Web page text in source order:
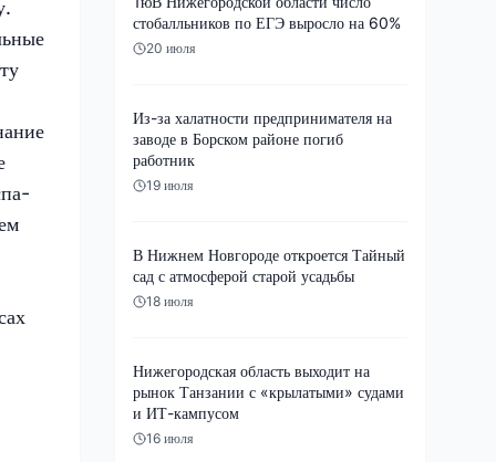
стобалльников по ЕГЭ выросло на 60%
20 июля
Из-за халатности предпринимателя на
заводе в Борском районе погиб
работник
19 июля
В Нижнем Новгороде откроется Тайный
сад с атмосферой старой усадьбы
18 июля
Нижегородская область выходит на
рынок Танзании с «крылатыми» судами
и ИТ-кампусом
16 июля